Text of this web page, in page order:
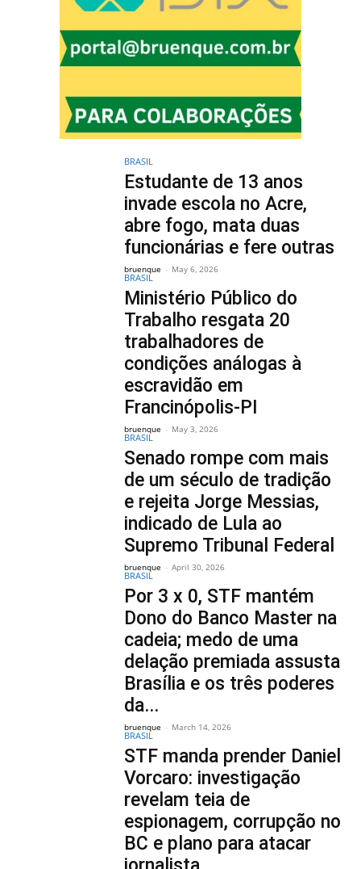
BRASIL
Estudante de 13 anos
invade escola no Acre,
abre fogo, mata duas
funcionárias e fere outras
bruenque - May 6, 2026
BRASIL
Ministério Público do
Trabalho resgata 20
trabalhadores de
condições análogas à
escravidão em
Francinópolis-PI
bruenque - May 3, 2026
BRASIL
Senado rompe com mais
de um século de tradição
e rejeita Jorge Messias,
indicado de Lula ao
Supremo Tribunal Federal
bruenque - April 30, 2026
BRASIL
Por 3 x 0, STF mantém
Dono do Banco Master na
cadeia; medo de uma
delação premiada assusta
Brasília e os três poderes
da...
bruenque - March 14, 2026
BRASIL
STF manda prender Daniel
Vorcaro: investigação
revelam teia de
espionagem, corrupção no
BC e plano para atacar